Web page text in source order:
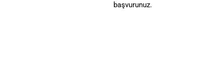
başvurunuz.